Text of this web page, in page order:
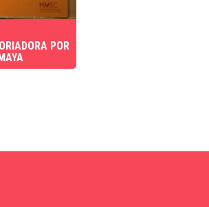
POR